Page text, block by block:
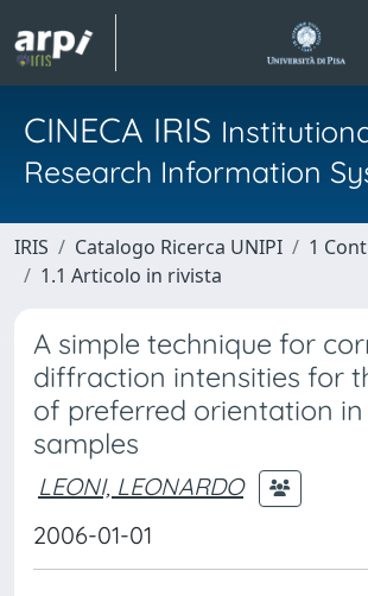
CINECA IRIS
Research Information
IRIS Catalogo Ricerca UNIPI
1
1.1 Articolo in rivista
A simple technique for
diffraction intensities for
of preferred orientation
samples
LEONI, LEONARDO
2006-01-01